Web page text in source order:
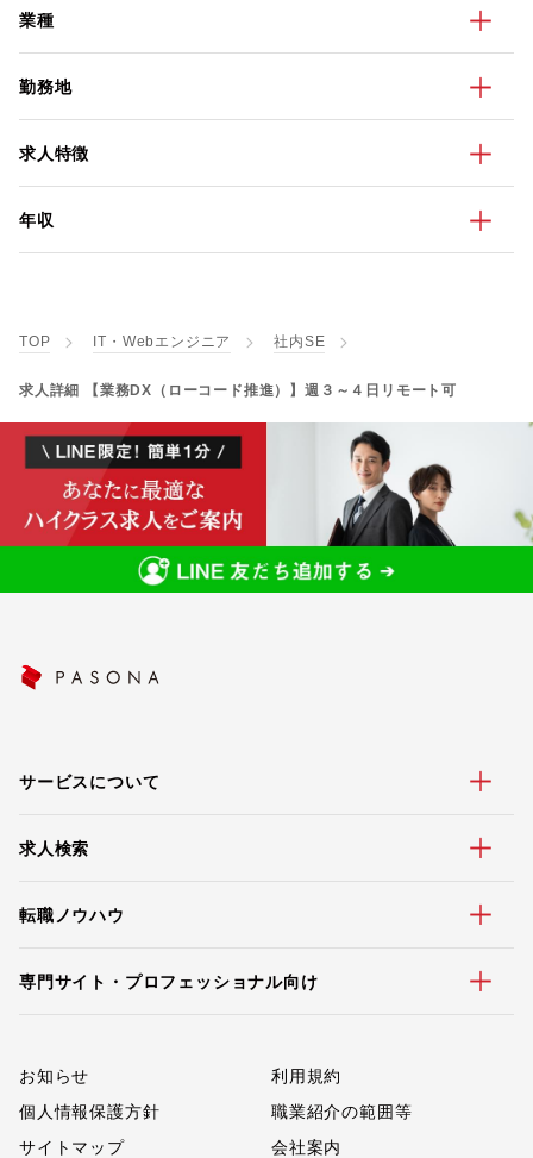
業種
勤務地
求人特徴
年収
TOP IT・Webエンジニア 社内SE
求人詳細 【業務DX（ローコード推進）】週３～４日リモート可
サービスについて
求人検索
転職ノウハウ
専門サイト・プロフェッショナル向け
お知らせ
利用規約
個人情報保護方針
職業紹介の範囲等
サイトマップ
会社案内